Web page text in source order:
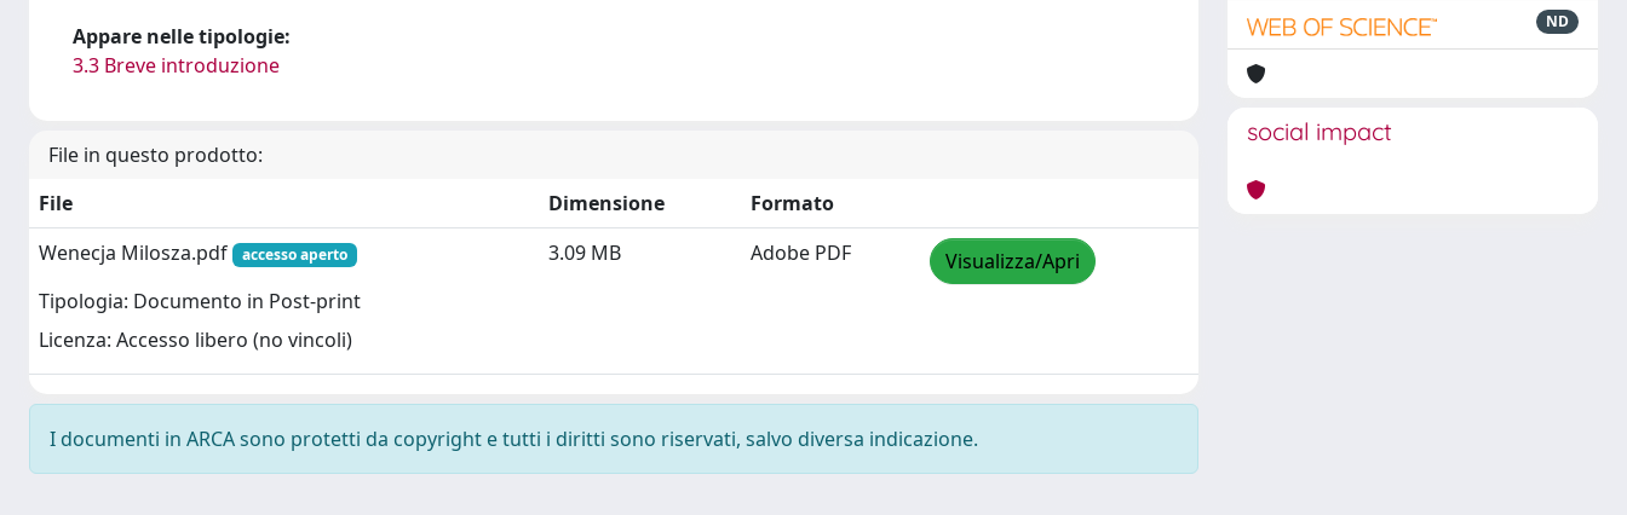
Appare nelle tipologie:
3.3 Breve introduzione
File in questo prodotto:
File
Dimensione
Formato
Wenecja Milosza.pdf
accesso aperto
Tipologia: Documento in Post-print
Licenza: Accesso libero (no vincoli)
3.09 MB Adobe PDF Visualizza/Apri
I documenti in ARCA sono protetti da copyright e tutti i diritti sono riservati, salvo diversa indicazione.
ND
social impact